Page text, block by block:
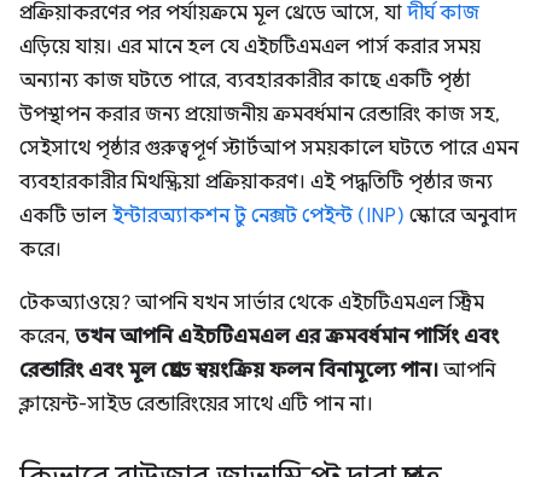
প্রক্রিয়াকরণের পর পর্যায়ক্রমে মূল থ্রেডে আসে, যা দীর্ঘ কাজ
এড়িয়ে যায়। এর মানে হল যে এইচটিএমএল পার্স করার সময়
অন্যান্য কাজ ঘটতে পারে, ব্যবহারকারীর কাছে একটি পৃষ্ঠা
উপস্থাপন করার জন্য প্রয়োজনীয় ক্রমবর্ধমান রেন্ডারিং কাজ সহ,
সেইসাথে পৃষ্ঠার গুরুত্বপূর্ণ স্টার্টআপ সময়কালে ঘটতে পারে এমন
ব্যবহারকারীর মিথস্ক্রিয়া প্রক্রিয়াকরণ। এই পদ্ধতিটি পৃষ্ঠার জন্য
একটি ভাল ইন্টারঅ্যাকশন টু নেক্সট পেইন্ট (INP) স্কোরে অনুবাদ
করে।
টেকঅ্যাওয়ে? আপনি যখন সার্ভার থেকে এইচটিএমএল স্ট্রিম
করেন, তখন আপনি এইচটিএমএল এর ক্রমবর্ধমান পার্সিং এবং
রেন্ডারিং এবং মূল থ্রেডে স্বয়ংক্রিয় ফলন বিনামূল্যে পান। আপনি
ক্লায়েন্ট-সাইড রেন্ডারিংয়ের সাথে এটি পান না।